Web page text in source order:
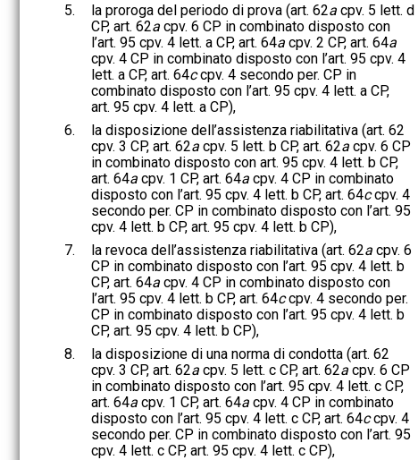
5.
la proroga del periodo di prova (art. 62acpv. 5 lett. d
CP, art. 62acpv. 6 CP in combinato disposto con
l’art. 95 cpv. 4 lett. a CP, art. 64acpv. 2 CP, art. 64a
cpv. 4 CP in combinato disposto con l’art. 95 cpv. 4
lett. a CP, art. 64ccpv. 4 secondo per. CP in
combinato disposto con l’art. 95 cpv. 4 lett. a CP,
art. 95 cpv. 4 lett. a CP),
6.
la disposizione dell’assistenza riabilitativa (art. 62
cpv. 3 CP, art. 62acpv. 5 lett. b CP, art. 62acpv. 6 CP
in combinato disposto con art. 95 cpv. 4 lett. b CP,
art. 64acpv. 1 CP, art. 64acpv. 4 CP in combinato
disposto con l’art. 95 cpv. 4 lett. b CP, art. 64ccpv. 4
secondo per. CP in combinato disposto con l’art. 95
cpv. 4 lett. b CP, art. 95 cpv. 4 lett. b CP),
7.
la revoca dell’assistenza riabilitativa (art. 62acpv. 6
CP in combinato disposto con l’art. 95 cpv. 4 lett. b
CP, art. 64acpv. 4 CP in combinato disposto con
l’art. 95 cpv. 4 lett. b CP, art. 64ccpv. 4 secondo per.
CP in combinato disposto con l’art. 95 cpv. 4 lett. b
CP, art. 95 cpv. 4 lett. b CP),
8.
la disposizione di una norma di condotta (art. 62
cpv. 3 CP, art. 62acpv. 5 lett. c CP, art. 62acpv. 6 CP
in combinato disposto con l’art. 95 cpv. 4 lett. c CP,
art. 64acpv. 1 CP, art. 64acpv. 4 CP in combinato
disposto con l’art. 95 cpv. 4 lett. c CP, art. 64ccpv. 4
secondo per. CP in combinato disposto con l’art. 95
cpv. 4 lett. c CP, art. 95 cpv. 4 lett. c CP),